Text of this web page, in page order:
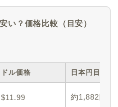
い？価格比較（目安）
ドル価格 日本円目安
$11.99 約1,882円